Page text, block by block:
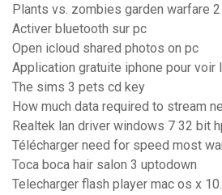
Plants vs. zombies garden warfare
Activer bluetooth sur pc
Open icloud shared photos on pc
Application gratuite iphone pour voir
The sims 3 pets cd key
How much data required to stream
Realtek lan driver windows 7 32 bit
Télécharger need for speed most
Toca boca hair salon 3 uptodown
Telecharger flash player mac os x